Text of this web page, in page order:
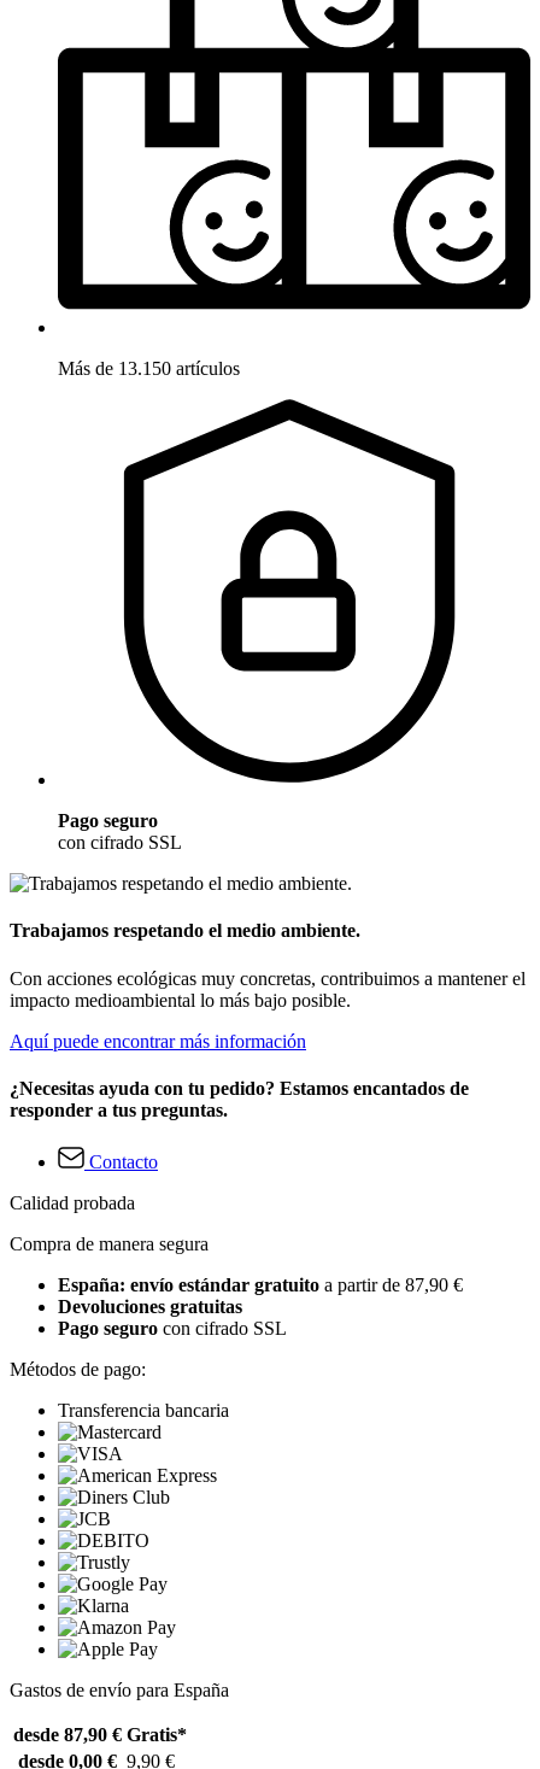
Más de 13.150 artículos
Pago seguro
con cifrado SSL
Trabajamos respetando el medio ambiente.
Con acciones ecológicas muy concretas, contribuimos a mantener el
impacto medioambiental lo más bajo posible.
Aquí puede encontrar más información
¿Necesitas ayuda con tu pedido? Estamos encantados de
responder a tus preguntas.
Contacto
Calidad probada
Compra de manera segura
España: envío estándar gratuito a partir de 87,90 €
Devoluciones gratuitas
Pago seguro con cifrado SSL
Métodos de pago:
Transferencia bancaria
Gastos de envío para España
desde 87,90 € Gratis*
desde 0,00 € 9,90 €